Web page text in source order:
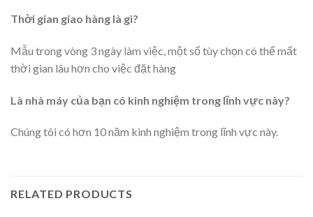
Thời gian giao hàng là gì?
Mẫu trong vòng 3 ngày làm việc, một số tùy chọn có thể mất
thời gian lâu hơn cho việc đặt hàng
Là nhà máy của bạn có kinh nghiệm trong lĩnh vực này?
Chúng tôi có hơn 10 năm kinh nghiệm trong lĩnh vực này.
RELATED PRODUCTS